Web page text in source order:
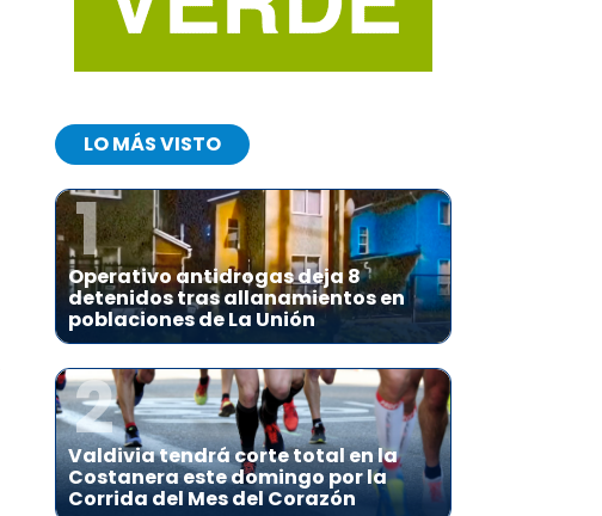
LO MÁS VISTO
1
Operativo antidrogas deja 8
detenidos tras allanamientos en
poblaciones de La Unión
2
Valdivia tendrá corte total en la
Costanera este domingo por la
Corrida del Mes del Corazón